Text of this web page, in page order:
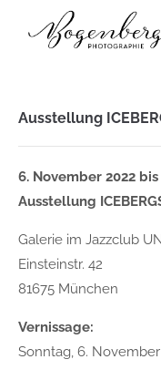
Ausstellung
6. November 2022 bis
Ausstellung
Galerie im Jazzclub
Einsteinstr. 42
81675 München
Vernissage:
Sonntag, 6. November